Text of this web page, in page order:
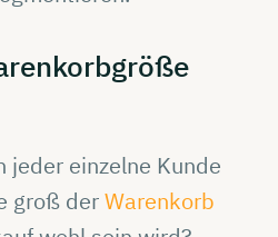
jeder einzelne Kunde
groß derWarenkorb